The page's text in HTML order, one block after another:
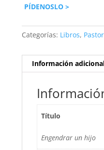
PÍDENOSLO >
Categorías: Libros,
Información
Título
Engendrar un hijo